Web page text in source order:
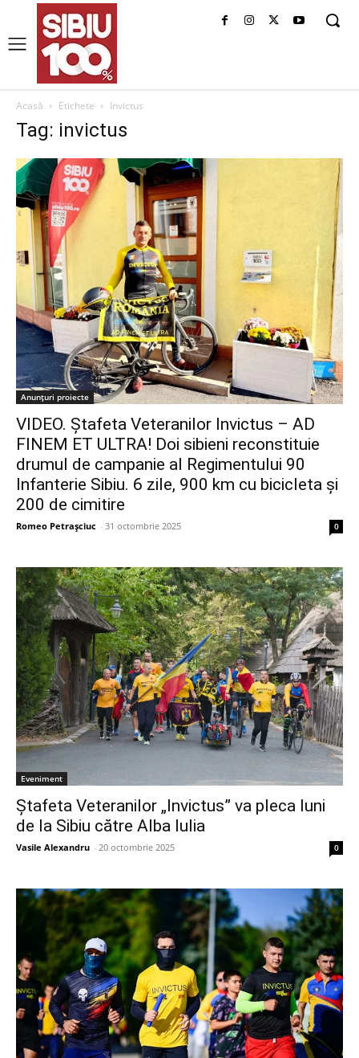
Acasă Etichete Invictus
Tag: invictus
Anunțuri proiecte
VIDEO. Ștafeta Veteranilor Invictus – AD
FINEM ET ULTRA! Doi sibieni reconstituie
drumul de campanie al Regimentului 90
Infanterie Sibiu. 6 zile, 900 km cu bicicleta și
200 de cimitire
Romeo Petrașciuc - 31 octombrie 2025 0
Eveniment
Ștafeta Veteranilor „Invictus” va pleca luni
de la Sibiu către Alba Iulia
Vasile Alexandru - 20 octombrie 2025 0